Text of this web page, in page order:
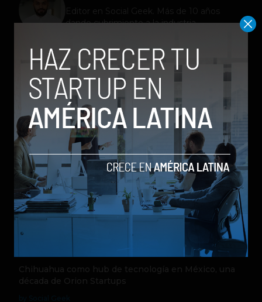
Editor en Social Geek
. Más de 10 años
dando cubrimiento a la industria
Contribuidor en Fast Company México,
Entrepreneur Magazine y Forbes en
Español.
Relacionados
Chihuahua como hub de tecnología en México, una
década de Orion Startups